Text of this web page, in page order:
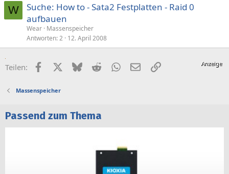
W
Suche: How to - Sata2 Festplatten - Raid 0
aufbauen
Wear Massenspeicher
Antworten 2 12. April 2008
Teilen: FacebookX (Twitter)
BlueskyRedditWhatsApp
E-MailLink
Massenspeicher
Passend zum Thema